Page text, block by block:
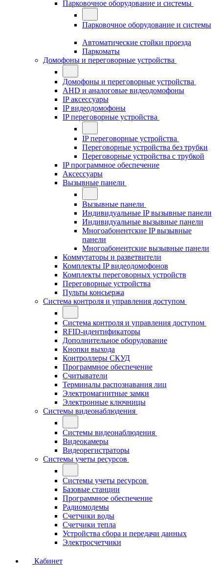
Парковочное оборудование и системы
Парковочное оборудование и системы
Автоматические стойки проезда
Паркоматы
Домофоны и переговорные устройства
Домофоны и переговорные устройства
AHD и аналоговые видеодомофоны
IP аксессуары
IP видеодомофоны
IP переговорные устройства
IP переговорные устройства
Переговорные устройства без трубки
Переговорные устройства с трубкой
IP программное обеспечение
Аксессуары
Вызывные панели
Вызывные панели
Индивидуальные IP вызывные панели
Индивидуальные вызывные панели
Многоабонентские IP вызывные
панели
Многоабонентские вызывные панели
Коммутаторы и разветвители
Комплекты IP видеодомофонов
Комплекты переговорных устройств
Переговорные устройства
Пульты консьержа
Система контроля и управления доступом
Система контроля и управления доступом
RFID-идентификаторы
Дополнительное оборудование
Кнопки выхода
Контроллеры СКУД
Программное обеспечение
Считыватели
Терминалы распознавания лиц
Электромагнитные замки
Электронные ключницы
Системы видеонаблюдения
Системы видеонаблюдения
Видеокамеры
Видеорегистраторы
Системы учеты ресурсов
Системы учеты ресурсов
Базовые станции
Программное обеспечение
Радиомодемы
Счетчики воды
Счетчики тепла
Устройства сбора и передачи данных
Электросчетчики
Кабинет